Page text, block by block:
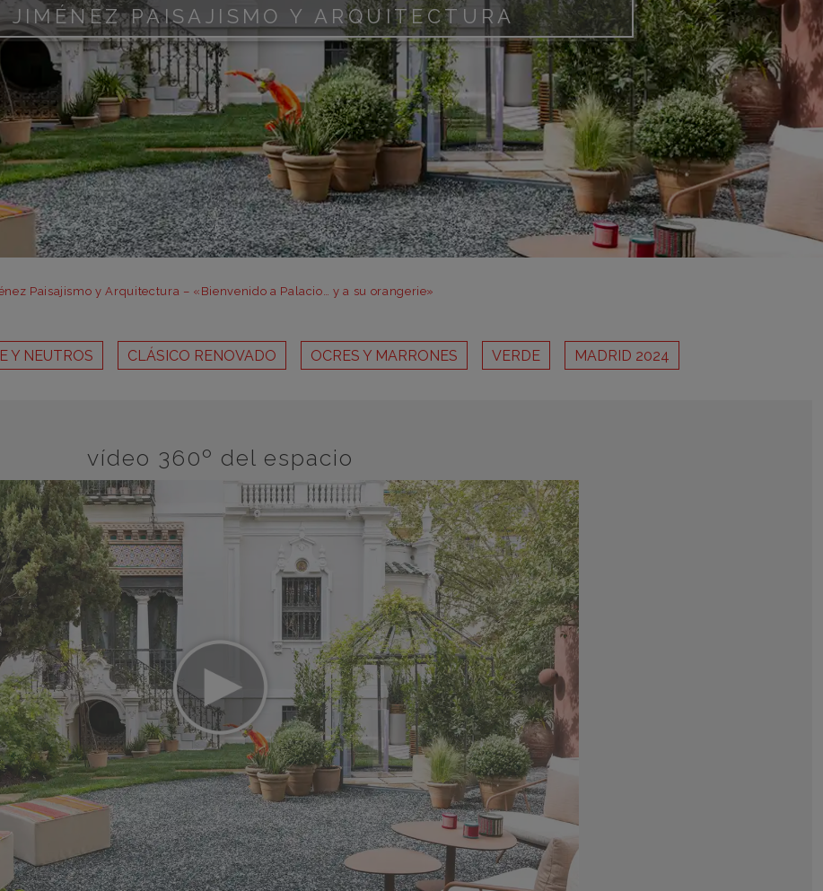
madrid 2015
madrid 2014
madrid 2013
madrid 2012
barcelona 2012
otras ediciones
JIMÉNEZ PAISAJISMO Y ARQUITECTURA
Paisajismo y Arquitectura – «Bienvenido a Palacio… y a su orangerie»
Y NEUTROS CLÁSICO RENOVADO OCRES Y MARRONES VERDE MADRID 2024
vídeo 360º del espacio